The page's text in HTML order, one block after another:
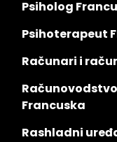
Psiholog
Psihoterapeut
Računari i
Francuska
Rashladni